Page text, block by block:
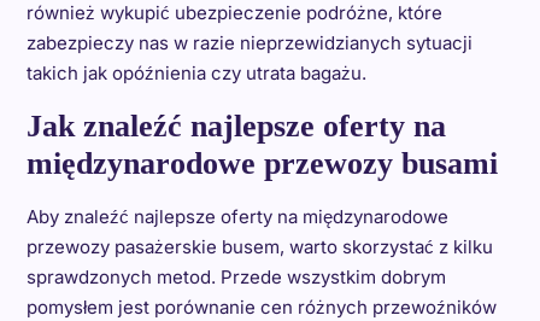
również wykupić ubezpieczenie podróżne, które
zabezpieczy nas w razie nieprzewidzianych sytuacji
takich jak opóźnienia czy utrata bagażu.
Jak znaleźć najlepsze oferty na
międzynarodowe przewozy busami
Aby znaleźć najlepsze oferty na międzynarodowe
przewozy pasażerskie busem, warto skorzystać z kilku
sprawdzonych metod. Przede wszystkim dobrym
pomysłem jest porównanie cen różnych przewoźników